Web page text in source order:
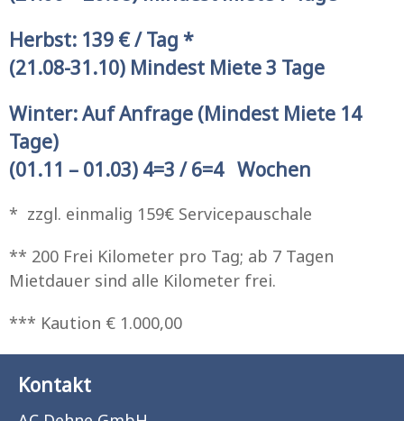
Herbst: 139 € / Tag *
(21.08-31.10) Mindest Miete 3 Tage
Winter: Auf Anfrage (Mindest Miete 14
Tage)
(01.11 – 01.03) 4=3 / 6=4 Wochen
* zzgl. einmalig 159€ Servicepauschale
** 200 Frei Kilometer pro Tag; ab 7 Tagen
Mietdauer sind alle Kilometer frei.
*** Kaution € 1.000,00
Kontakt